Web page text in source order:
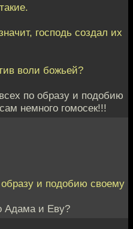
господь создал их
воли божьей?
по образу и подобию
немного гомосек!!!
образу и подобию своему
Адама и Еву?